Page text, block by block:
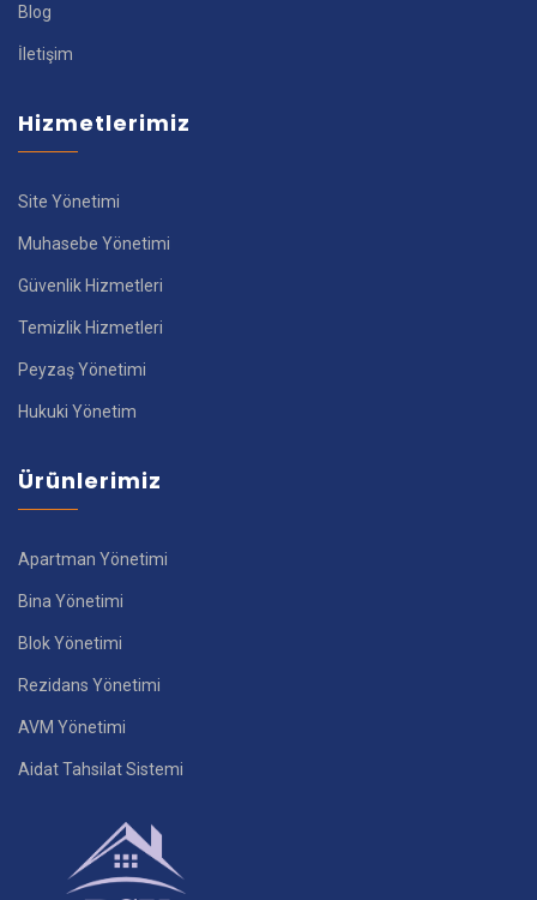
Blog
İletişim
Hizmetlerimiz
Site Yönetimi
Muhasebe Yönetimi
Güvenlik Hizmetleri
Temizlik Hizmetleri
Peyzaş Yönetimi
Hukuki Yönetim
Ürünlerimiz
Apartman Yönetimi
Bina Yönetimi
Blok Yönetimi
Rezidans Yönetimi
AVM Yönetimi
Aidat Tahsilat Sistemi